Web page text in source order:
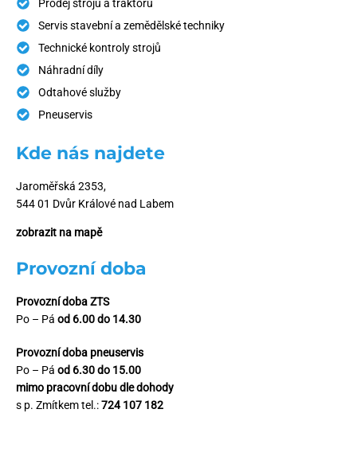
Prodej strojů a traktorů
Servis stavební a zemědělské techniky
Technické kontroly strojů
Náhradní díly
Odtahové služby
Pneuservis
Kde nás najdete
Jaroměřská 2353,
544 01 Dvůr Králové nad Labem
zobrazit na mapě
Provozní doba
Provozní doba ZTS
Po – Pá od 6.00 do 14.30
Provozní doba pneuservis
Po – Pá od 6.30 do 15.00
mimo pracovní dobu dle dohody
s p. Zmítkem tel.:724 107 182